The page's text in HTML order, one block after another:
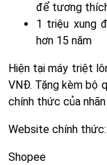
để tương
1 triệu xung
hơn 15 năm
Hiện tại máy triệt
VNĐ. Tặng kèm bộ
chính thức của
Website chính thức:
Shopee